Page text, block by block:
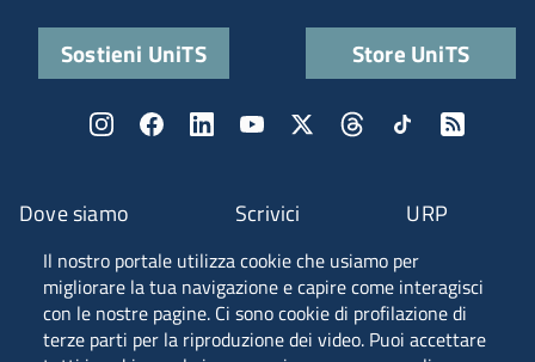
Il nostro portale utilizza cookie che usiamo per
migliorare la tua navigazione e capire come interagisci
con le nostre pagine. Ci sono cookie di profilazione di
terze parti per la riproduzione dei video. Puoi accettare
Fascia A ANVUR
Dove siamo Scrivici URP
Sostieni UniTS Store UniTS